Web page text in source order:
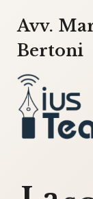
Avv.
Bertoni